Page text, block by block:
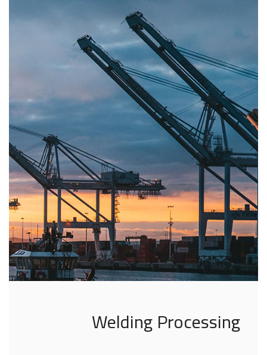
Welding Processing